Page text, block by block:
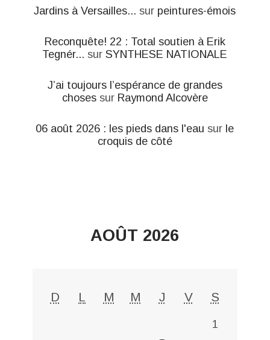
Jardins à Versailles... sur peintures-émois
Reconquête! 22 : Total soutien à Erik
Tegnér... surSYNTHESE NATIONALE
J’ai toujours l’espérance de grandes
chosessur Raymond Alcovère
06 août 2026 : les pieds dans l'eau sur le
croquis de côté
AOÛT 2026
D L M M J V S
1